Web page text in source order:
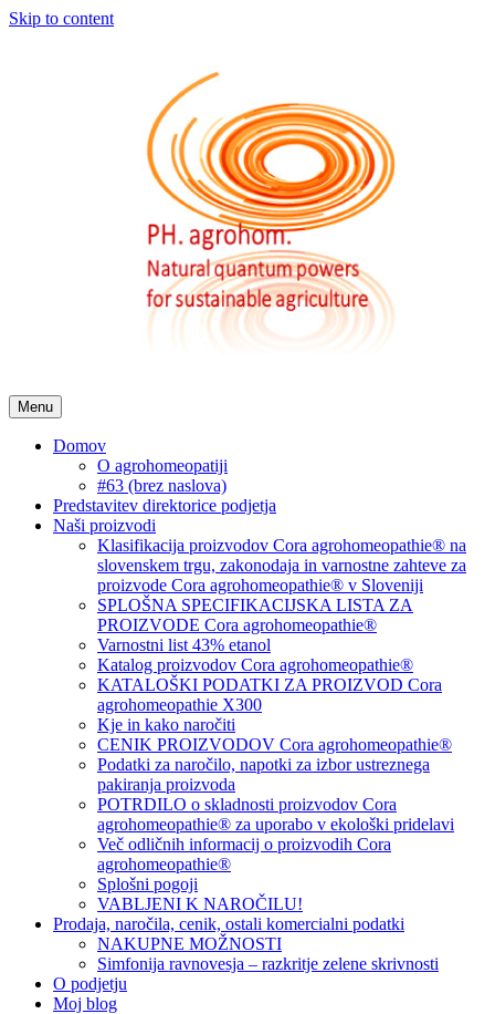
Skip to content
Menu
Domov
O agrohomeopatiji
#63 (brez naslova)
Predstavitev direktorice podjetja
Naši proizvodi
Klasifikacija proizvodov Cora agrohomeopathie® na
slovenskem trgu, zakonodaja in varnostne zahteve za
proizvode Cora agrohomeopathie® v Sloveniji
SPLOŠNA SPECIFIKACIJSKA LISTA ZA
PROIZVODE Cora agrohomeopathie®
Varnostni list 43% etanol
Katalog proizvodov Cora agrohomeopathie®
KATALOŠKI PODATKI ZA PROIZVOD Cora
agrohomeopathie X300
Kje in kako naročiti
CENIK PROIZVODOV Cora agrohomeopathie®
Podatki za naročilo, napotki za izbor ustreznega
pakiranja proizvoda
POTRDILO o skladnosti proizvodov Cora
agrohomeopathie® za uporabo v ekološki pridelavi
Več odličnih informacij o proizvodih Cora
agrohomeopathie®
Splošni pogoji
VABLJENI K NAROČILU!
Prodaja, naročila, cenik, ostali komercialni podatki
NAKUPNE MOŽNOSTI
Simfonija ravnovesja – razkritje zelene skrivnosti
O podjetju
Moj blog